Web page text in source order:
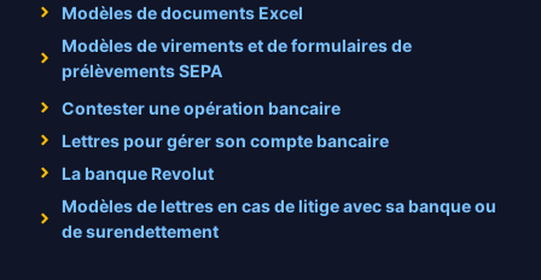
Modèles de documents Excel
Modèles de virements et de formulaires de
prélèvements SEPA
Contester une opération bancaire
Lettres pour gérer son compte bancaire
La banque Revolut
Modèles de lettres en cas de litige avec sa banque ou
de surendettement